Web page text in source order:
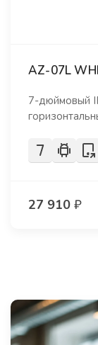
AZ-07L
7-дюймовый
27 910 ₽